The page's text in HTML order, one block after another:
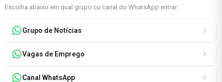
Escolha abaixo em qual grupo ou canal do WhatsApp entrar:
Grupo de Notícias
Vagas de Emprego
Canal WhatsApp